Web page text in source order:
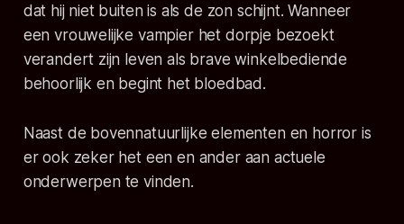
dat hij niet buiten is als de zon schijnt. Wanneer
een vrouwelijke vampier het dorpje bezoekt
verandert zijn leven als brave winkelbediende
behoorlijk en begint het bloedbad.
Naast de bovennatuurlijke elementen en horror is
er ook zeker het een en ander aan actuele
onderwerpen te vinden.